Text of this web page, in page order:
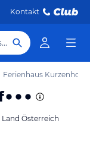
Kontakt
Hotel, Reiseziel
Ferienhaus Kurzenhof
Land Österreich